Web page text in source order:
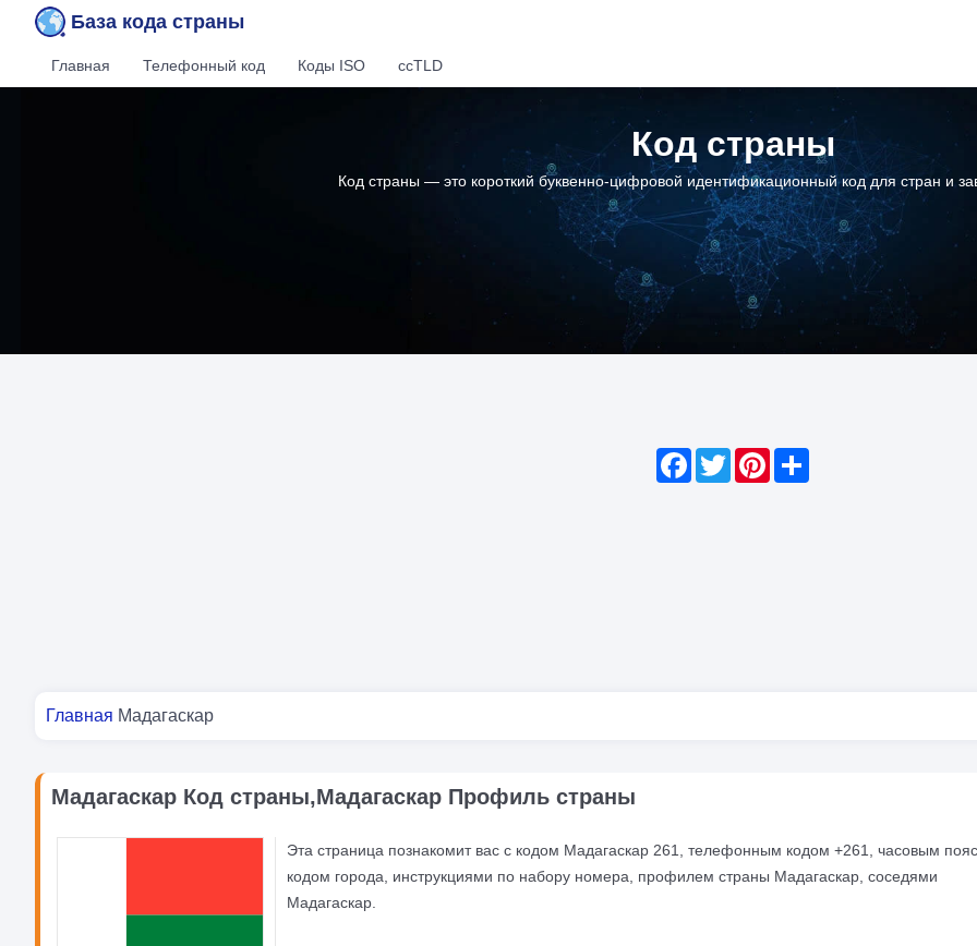
База кода страны
Главная Телефонный код Коды ISO ccTLD
Код страны
Код страны — это короткий буквенно-цифровой идентификационный код для стран и
Facebook
Twitter
Pinterest
Share
Вы здесь
Главная Мадагаскар
Мадагаскар Код страны,Мадагаскар Профиль страны
Эта страница познакомит вас с кодом Мадагаскар 261, телефонным кодом +261, часовым
кодом города, инструкциями по набору номера, профилем страны Мадагаскар, соседями
Мадагаскар.